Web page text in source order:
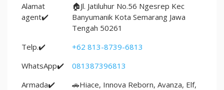
Alamat
agent✔️
🏠Jl. Jatiluhur No.56 Ngesrep Kec
Banyumanik Kota Semarang Jawa
Tengah 50261
Telp.✔️
+62 813-8739-6813
WhatsApp✔️
081387396813
Armada✔️
🚗Hiace, Innova Reborn, Avanza, Elf,